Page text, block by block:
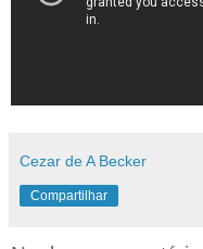
Cezar de A Becker
Compartilhar